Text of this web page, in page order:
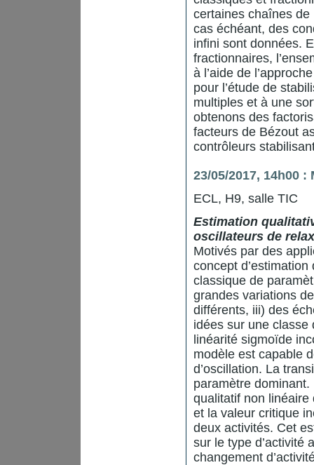
certaines chaînes de
cas échéant, des
infini sont données.
fractionnaires,
à l’aide de
pour l’étude de
multiples et à une
obtenons des
facteurs de Bézout
contrôleurs
23/05/2017, 14h00 :
ECL, H9, salle TIC
Estimation
oscillateurs de
Motivés par des
concept
classique de
grandes variations
différents, iii) des
idées sur une classe
linéarité sigmoïde
modèle est capable
d’oscillation. La
paramètre
qualitatif non
et la valeur critique
deux activités. Cet
sur le type d’activité
changement